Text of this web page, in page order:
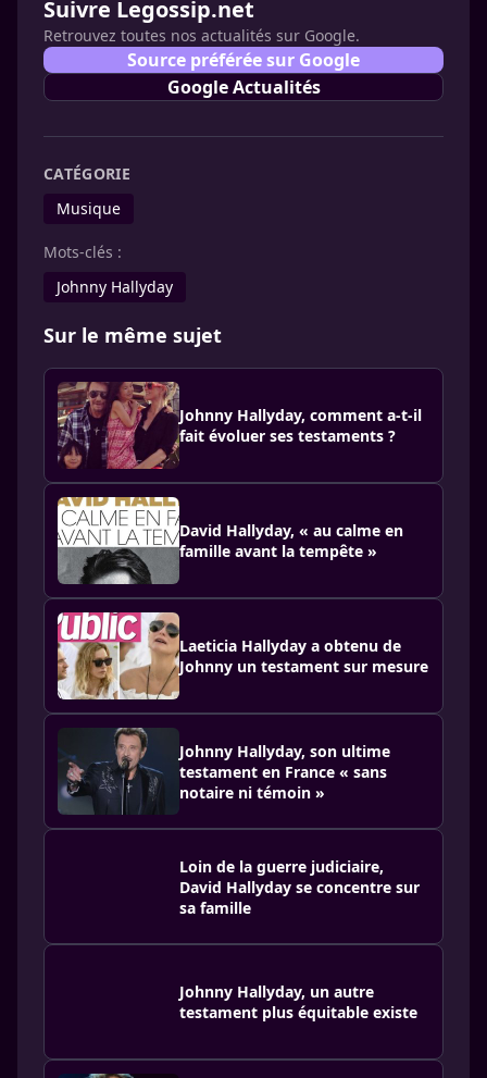
Suivre Legossip.net
Retrouvez toutes nos actualités sur Google.
Source préférée sur Google
Google Actualités
CATÉGORIE
Musique
Mots-clés :
Johnny Hally­day
Sur le même sujet
Johnny Hallyday, comment a-t-il
fait évoluer ses testaments ?
David Hallyday, « au calme en
famille avant la tempête »
Laeticia Hallyday a obtenu de
Johnny un testament sur mesure
Johnny Hallyday, son ultime
testament en France « sans
notaire ni témoin »
Loin de la guerre judiciaire,
David Hallyday se concentre sur
sa famille
Johnny Hallyday, un autre
testament plus équitable existe